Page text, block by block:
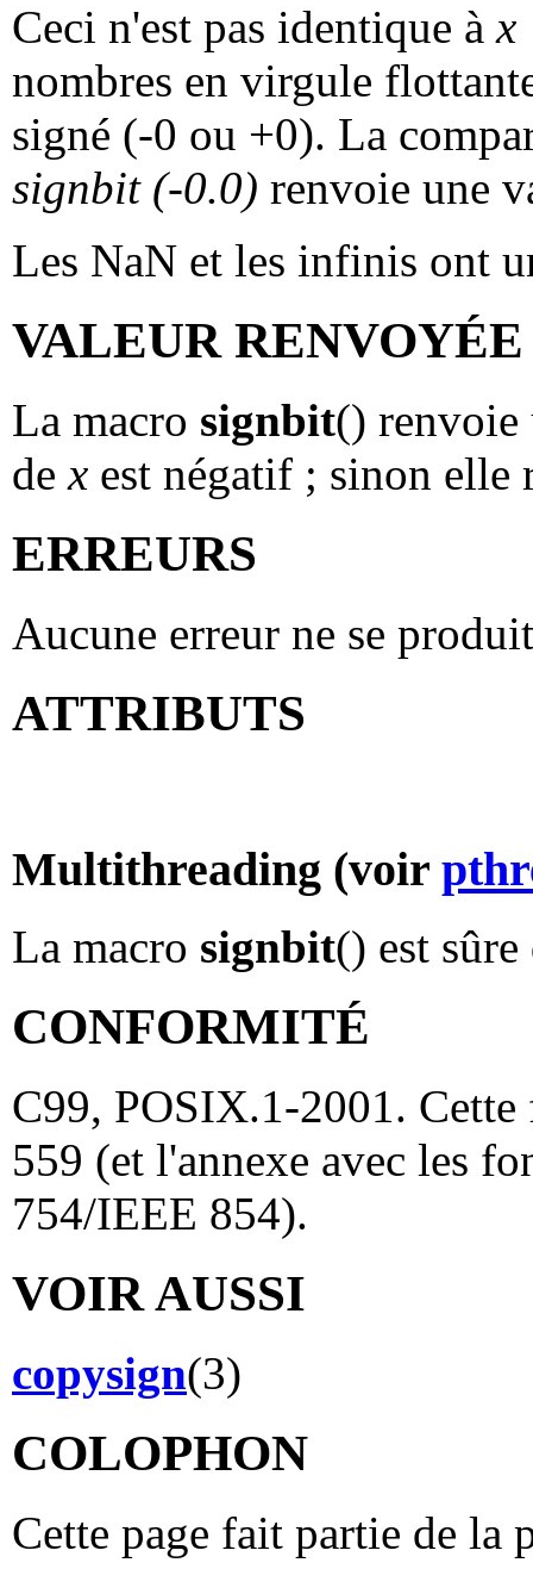
Ceci n'est pas identique àx
nombres en virgule
signé (-0 ou +0). La
signbit (-0.0) renvoie une
Les NaN et les infinis ont
VALEUR RENVOYÉE
La macro signbit() renvoie
dex est négatif ; sinon elle
ERREURS
Aucune erreur ne se
ATTRIBUTS
Multithreading (voir
La macro signbit() est
CONFORMITÉ
C99, POSIX.1-2001.
559 (et l'annexe avec les
754/IEEE 854).
VOIR AUSSI
copysign(3)
COLOPHON
Cette page fait partie de